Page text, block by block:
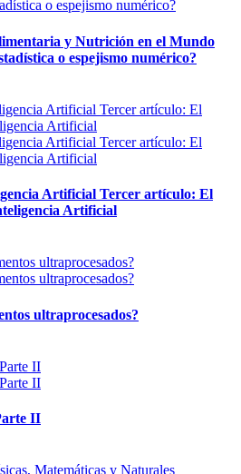
y Nutrición en el Mundo
o espejismo numérico?
Artificial Tercer artículo: El
Artificial
ultraprocesados?
II